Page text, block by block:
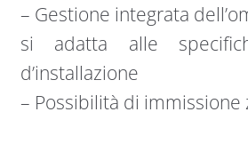
– Gestione integrata
si adatta alle
d’installazione
– Possibilità di immissione